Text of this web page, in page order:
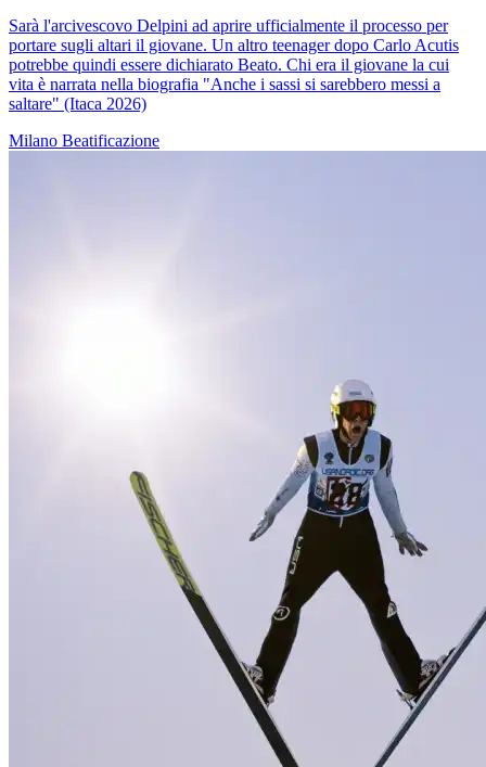
Sarà l'arcivescovo Delpini ad aprire ufficialmente il processo per
portare sugli altari il giovane. Un altro teenager dopo Carlo Acutis
potrebbe quindi essere dichiarato Beato. Chi era il giovane la cui
vita è narrata nella biografia "Anche i sassi si sarebbero messi a
saltare" (Itaca 2026)
Milano Beatificazione